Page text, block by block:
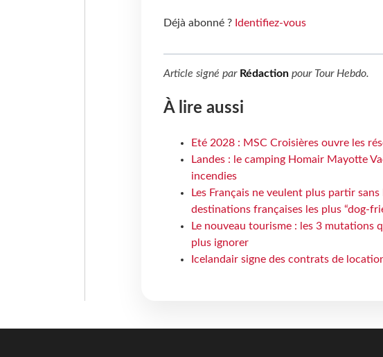
Déjà abonné ? Identifiez-vous
Article signé par Rédactionpour Tour Hebdo.
À lire aussi
Eté 2028 : MSC Croisières ouvre les
Landes : le camping Homair Mayotte
incendies
Les Français ne veulent plus partir
destinations françaises les plus “dog-
Le nouveau tourisme : les 3 mutations
plus ignorer
Icelandair signe des contrats de